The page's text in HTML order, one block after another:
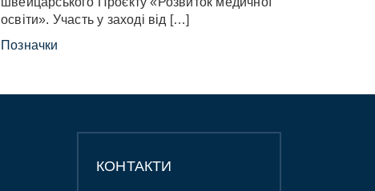
освіти». Участь у заході від […]
Позначки
КОНТАКТИ